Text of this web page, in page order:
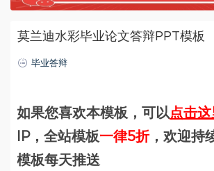
莫兰迪水彩毕业论文答辩PPT模板
毕业答辩
如果您喜欢本模板，可以点击这
IP，全站模板一律5折，欢迎持
模板每天推送